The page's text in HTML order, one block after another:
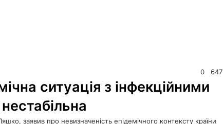
0 647
ситуація з інфекційними
заявив про невизначеність епідемічного контексту країни